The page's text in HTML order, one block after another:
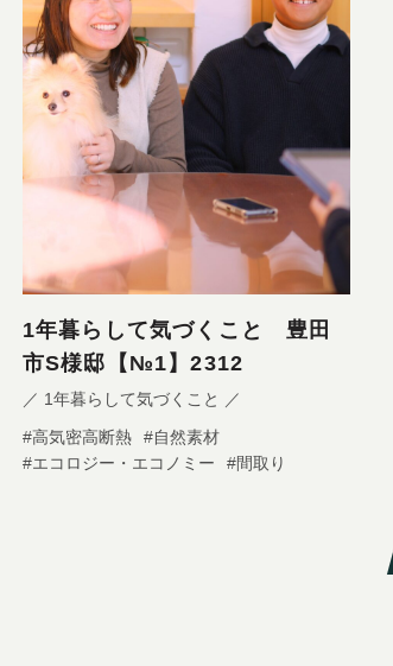
1年暮らして気づくこと 豊田
市S様邸【№1】2312
／ 1年暮らして気づくこと ／
#高気密高断熱
#自然素材
#エコロジー・エコノミー
#間取り